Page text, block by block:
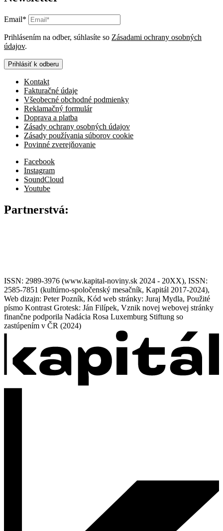
Email*
Prihlásením na odber, súhlasíte so Zásadami ochrany osobných
údajov.
Prihlásiť k odberu
Kontakt
Fakturačné údaje
Všeobecné obchodné podmienky
Reklamačný formulár
Doprava a platba
Zásady ochrany osobných údajov
Zásady používania súborov cookie
Povinné zverejňovanie
Facebook
Instagram
SoundCloud
Youtube
Partnerstvá:
ISSN: 2989-3976 (www.kapital-noviny.sk 2024 - 20XX), ISSN:
2585-7851 (kultúrno-spoločenský mesačník, Kapitál 2017-2024),
Web dizajn: Peter Pozník, Kód web stránky: Juraj Mydla, Použité
písmo Kontrast Grotesk: Ján Filípek, Vznik novej webovej stránky
finančne podporila Nadácia Rosa Luxemburg Stiftung so
zastúpením v ČR (2024)